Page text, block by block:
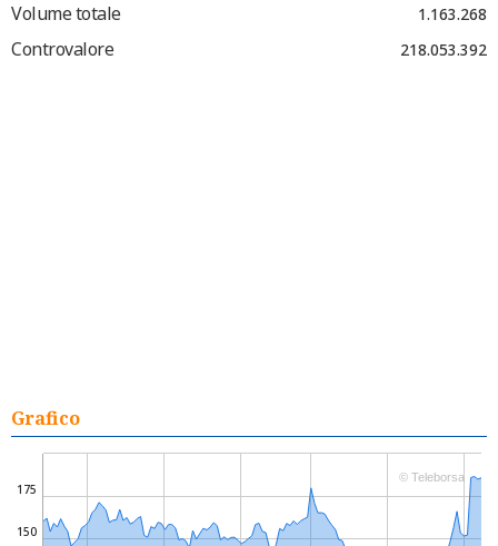
Volume totale 1.163.268
Controvalore 218.053.392
Grafico
150
175
© Teleborsa